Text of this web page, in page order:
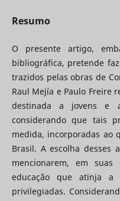
Resumo
O presente artigo,
bibliográfica, pretende
trazidos pelas obras de
Raul Mejía e Paulo Freire
destinada a jovens e
considerando que tais
medida, incorporadas ao
Brasil. A escolha desses
mencionarem, em
educação que atinja a
privilegiadas.